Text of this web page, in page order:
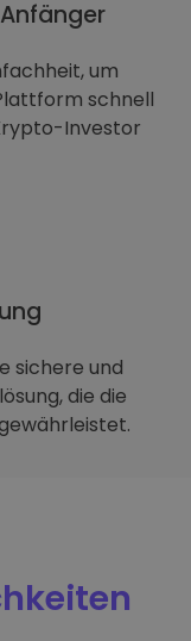
um
schnell
Investor
sichere und
die die